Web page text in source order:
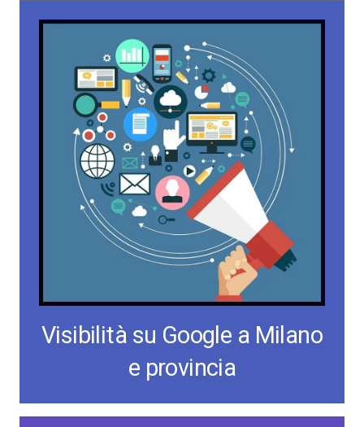
Visibilità su Google a Milano
e provincia